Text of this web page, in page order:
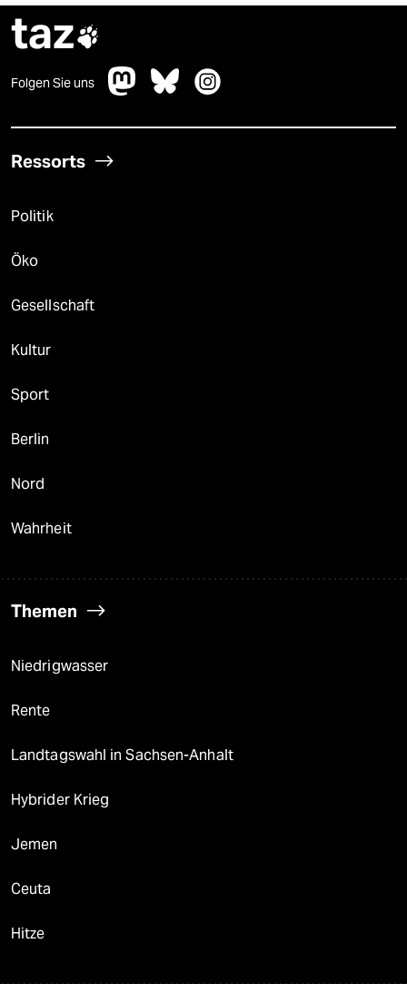
taz
Folgen Sie uns
Ressorts
Politik
Öko
Gesellschaft
Kultur
Sport
Berlin
Nord
Wahrheit
Themen
Niedrigwasser
Rente
Landtagswahl in Sachsen-Anhalt
Hybrider Krieg
Jemen
Ceuta
Hitze